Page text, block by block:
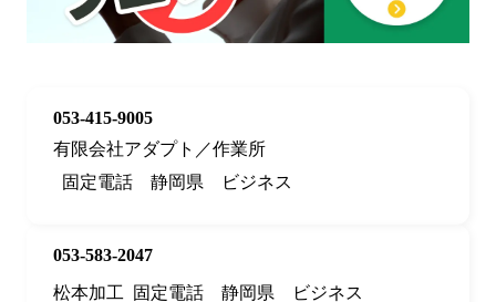
053-415-9005
有限会社アダプト／作業所
固定電話
静岡県 ビジネス
053-583-2047
松本加工
固定電話 静岡県 ビジネス